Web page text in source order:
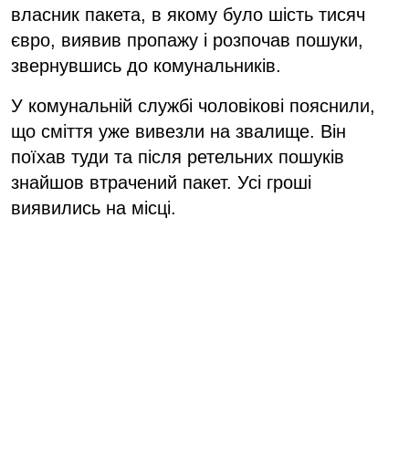
власник пакета, в якому було шість тисяч
євро, виявив пропажу і розпочав пошуки,
звернувшись до комунальників.
У комунальній службі чоловікові пояснили,
що сміття уже вивезли на звалище. Він
поїхав туди та після ретельних пошуків
знайшов втрачений пакет. Усі гроші
виявились на місці.